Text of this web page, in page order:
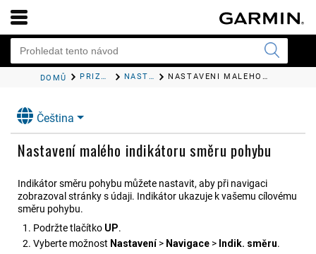
DOMŮ PŘIZPŮSOBENÍ ZAŘÍZENÍ NASTAVENÍ NAVIGACE NASTAVENÍ MALÉHO INDIKÁTORU SMĚRU POHYBU
Čeština
Nastavení malého indikátoru směru pohybu
Indikátor směru pohybu můžete nastavit, aby při navigaci
zobrazoval stránky s údaji. Indikátor ukazuje k vašemu cílovému
směru pohybu.
Podržte tlačítko UP.
Vyberte možnost Nastavení> Navigace > Indik. směru.